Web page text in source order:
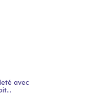
avec